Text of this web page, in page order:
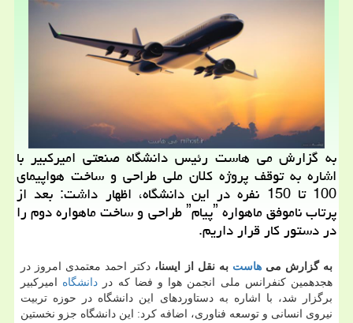
به گزارش می هاست رئیس دانشگاه صنعتی امیركبیر با
اشاره به توقف پروژه كلان ملی طراحی و ساخت هواپیمای
100 تا 150 نفره در این دانشگاه، اظهار داشت: بعد از
پرتاب ناموفق ماهواره ˮپیامˮ طراحی و ساخت ماهواره دوم را
در دستور كار قرار داریم.
به گزارش میهاست به نقل از ایسنا، دكتر احمد معتمدی امروز در
هجدهمین كنفرانس ملی انجمن هوا و فضا كه در دانشگاه امیركبیر
برگزار شد، با اشاره به دستاوردهای این دانشگاه در حوزه تربیت
نیروی انسانی و توسعه فناوری، اضافه كرد: این دانشگاه جزو نخستین